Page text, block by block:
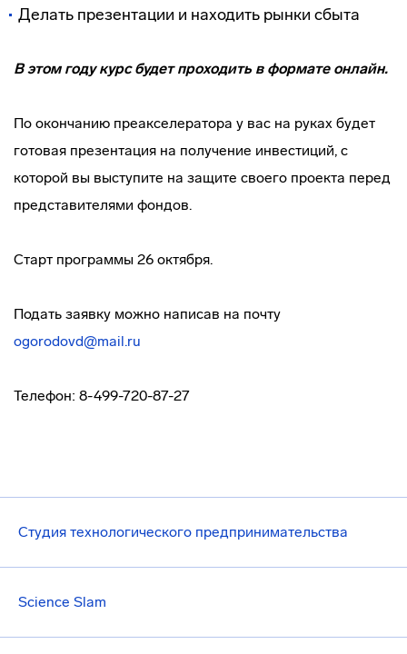
Студия технологического предпринимательства
Science Slam
Делать презентации и находить рынки сбыта
В этом году курс будет проходить в формате онлайн.
По окончанию преакселератора у вас на руках будет
готовая презентация на получение инвестиций, с
которой вы выступите на защите своего проекта перед
представителями фондов.
Старт программы 26 октября.
Подать заявку можно написав на почту
ogorodovd@mail.ru
Телефон: 8-499-720-87-27